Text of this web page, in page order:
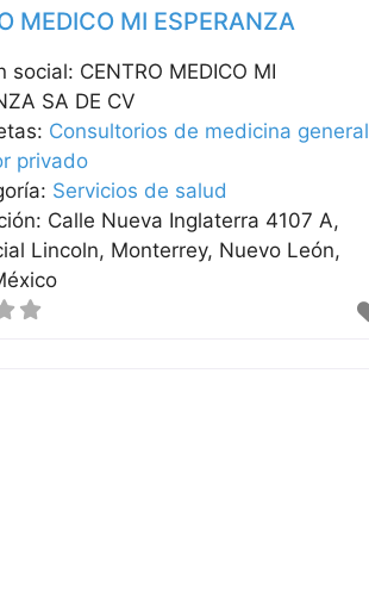
MEDICO MI ESPERANZA
social: CENTRO MEDICO MI
SA DE CV
Consultorios de medicina general
privado
Servicios de salud
Calle Nueva Inglaterra 4107 A,
Lincoln
Monterrey Nuevo León